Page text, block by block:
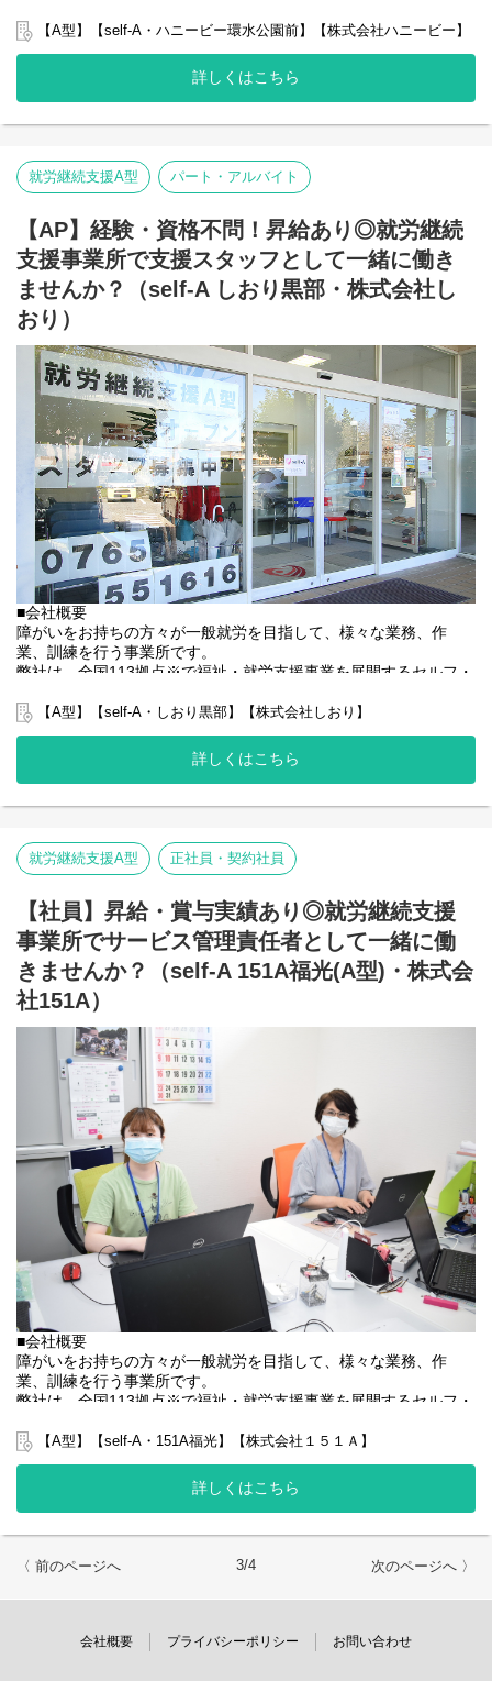
記録のチェックのみです。
・個別支援計画、ケース記録を含めた必要な様々な書類は管理シ
ステムを使用しているのでPC１つで管理できる体制となっていま
・行政への変更届等の提出書類のサポートも会社として行ってい
グループ全体で培った豊富なノウハウとネットワークを活かし、
弊社グループでは2つのパターンの事業所を全国に展開をさせて頂
【就労継続支援A型事業所】
般就労を目指すサービス。
【就労継続支援B型事業所】
般就労を目指す、または高い工賃を目指すサービス。
利用者さんの日々の訓練をサポートする支援員を募集していま
す。
■業務内容
・利用者様の直接支援および指導
・施設外作業の同行
・利用者様とコミュニケーションを取る
・送迎
・その他支援記録作成 など
基本的に食事や入浴、排泄のような介助・介護の作業はありませ
ん。
未経験の方でもご安心ください！
【A型】【self-A・ハニービー環水公園前】【株式会社ハニービー】
詳しくはこちら
就労継続支援A型 パート・アルバイト
【AP】経験・資格不問！昇給あり◎就労継続
支援事業所で支援スタッフとして一緒に働き
ませんか？（self-A しおり黒部・株式会社し
おり）
■会社概要
障がいをお持ちの方々が一般就労を目指して、様々な業務、作
業、訓練を行う事業所です。
弊社は、全国113拠点※で福祉・就労支援事業を展開するセルフ・
グループ全体で培った豊富なノウハウとネットワークを活かし、
弊社グループでは2つのパターンの事業所を全国に展開をさせて頂
【就労継続支援A型事業所】
般就労を目指すサービス。
【就労継続支援B型事業所】
般就労を目指す、または高い工賃を目指すサービス。
利用者さんの日々の訓練をサポートする支援員を募集していま
す。
■業務内容
・利用者様の直接支援および指導
・施設外作業の同行
・利用者様とコミュニケーションを取る
・送迎
・その他支援記録作成 など
基本的に食事や入浴、排泄のような介助・介護の作業はありませ
ん。
未経験の方でもご安心ください！
【A型】【self-A・しおり黒部】【株式会社しおり】
詳しくはこちら
就労継続支援A型 正社員・契約社員
【社員】昇給・賞与実績あり◎就労継続支援
事業所でサービス管理責任者として一緒に働
きませんか？（self-A 151A福光(A型)・株式会
社151A）
■会社概要
障がいをお持ちの方々が一般就労を目指して、様々な業務、作
業、訓練を行う事業所です。
弊社は、全国113拠点※で福祉・就労支援事業を展開するセルフ・
グループ全体で培った豊富なノウハウとネットワークを活かし、
スタッフが安心して長く働ける職場づくりに取り組んでいます。
弊社グループでは2つのパターンの事業所を全国に展開をさせて頂
【就労継続支援A型事業所】
⇒障がい者の方々と雇用契約を結んで業務を行って頂きながら一
般就労を目指すサービス。
【就労継続支援B型事業所】
般就労を目指す、または高い工賃を目指すサービス。
【A型】【self-A・151A福光】【株式会社１５１Ａ】
詳しくはこちら
〈 前のページへ 3/4 次のページへ 〉
会社概要 プライバシーポリシー お問い合わせ